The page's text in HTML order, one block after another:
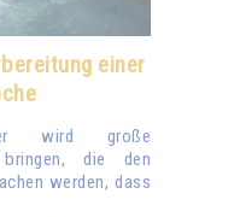
einer
wird große
die den
werden, dass